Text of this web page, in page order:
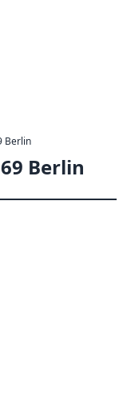
Berlin
Berlin